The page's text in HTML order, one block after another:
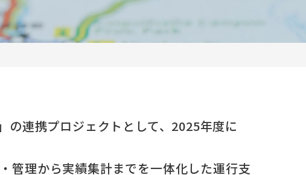
連携プロジェクトとして、2025年度に
理から実績集計までを一体化した運行支